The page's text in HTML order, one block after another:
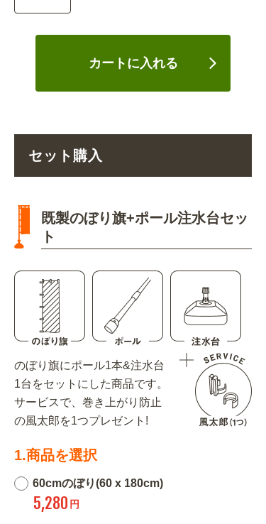
カートに入れる
セット購入
既製のぼり旗+ポール注水台セッ
ト
のぼり旗にポール1本&注水台
1台をセットにした商品です。
サービスで、巻き上がり防止
の風太郎を1つプレゼント!
1.商品を選択
60cmのぼり(60 x 180cm)
5,280 円